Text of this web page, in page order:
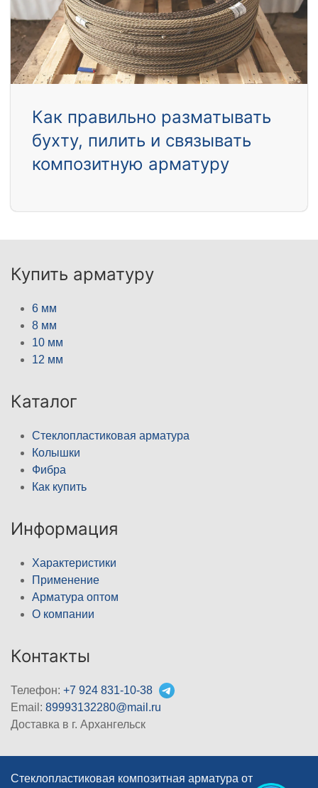
Как правильно разматывать
бухту, пилить и связывать
композитную арматуру
Купить арматуру
6 мм
8 мм
10 мм
12 мм
Каталог
Стеклопластиковая арматура
Колышки
Фибра
Как купить
Информация
Характеристики
Применение
Арматура оптом
О компании
Контакты
Телефон: +7 924 831-10-38
Email: 89993132280@mail.ru
Доставка в г. Архангельск
Стеклопластиковая композитная арматура от